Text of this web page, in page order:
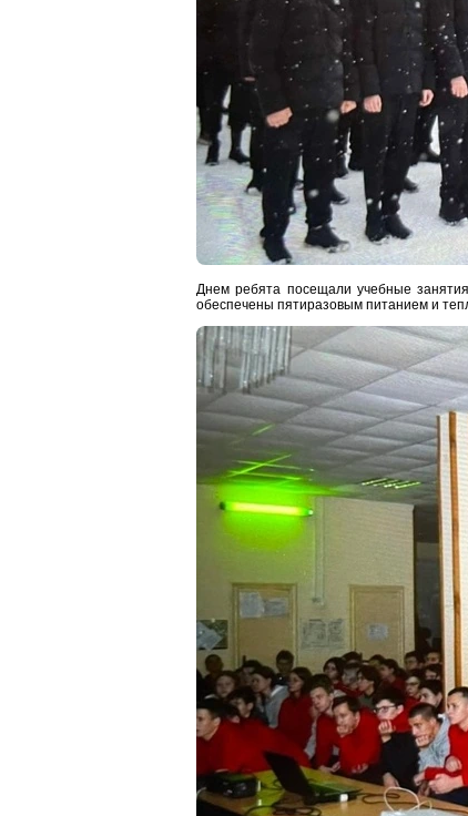
Днем ребята посещали учебные
обеспечены пятиразовым питанием и